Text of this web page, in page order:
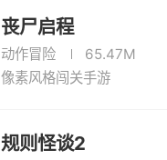
丧尸启程
动作冒险
65.47M
像素风格闯关手游
规则怪谈2